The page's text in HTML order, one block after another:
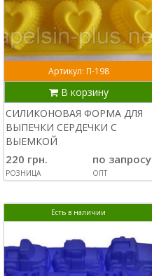
Артикул: П-198
В корзину
СИЛИКОНОВАЯ ФОРМА ДЛЯ
ВЫПЕЧКИ СЕРДЕЧКИ С
ВЫЕМКОЙ
220 грн.
РОЗНИЦА
по запросу
ОПТ
Есть в наличии